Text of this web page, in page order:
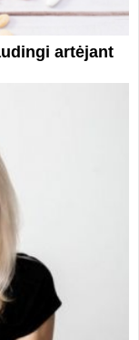
artėjant